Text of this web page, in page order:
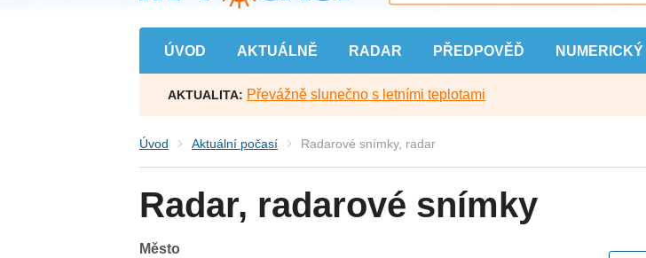
ÚVOD AKTUÁLNĚ RADAR PŘEDPOVĚĎ NUMERICKÝ
AKTUALITA: Převážně slunečno s letními teplotami
Úvod Aktuální počasí Radarové snímky, radar
Radar, radarové snímky
Město